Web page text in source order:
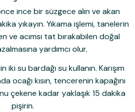
ince bir süzgece alın ve akan
yıkayın. Yıkama işlemi, tanelerin
ve acımsı tat bırakabilen doğal
yardımcı olur.
iki su bardağı su kullanın. Karışım
ocağı kısın, tencerenin kapağını
çekene kadar yaklaşık 15 dakika
pişirin.